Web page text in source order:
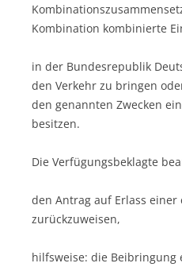
Kombination kombinierte
in der Bundesrepublik
den Verkehr zu bringen
den genannten Zwecken
besitzen.
Die Verfügungsbeklagte
den Antrag auf Erlass
zurückzuweisen,
hilfsweise: die